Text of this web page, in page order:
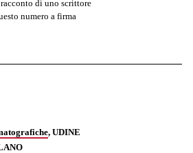
di uno scrittore
numero a firma
, UDINE